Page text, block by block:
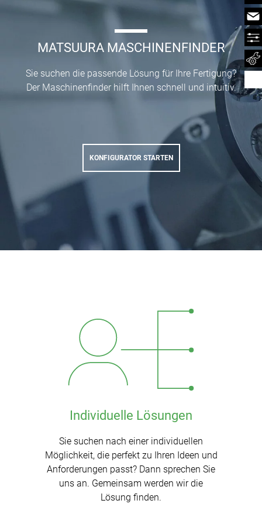
MATSUURA MASCHINENFINDER
Sie suchen die passende Lösung für Ihre Fertigung?
Der Maschinenfinder hilft Ihnen schnell und intuitiv.
KONFIGURATOR STARTEN
Individuelle Lösungen
Sie suchen nach einer individuellen
Möglichkeit, die perfekt zu Ihren Ideen und
Anforderungen passt? Dann sprechen Sie
uns an. Gemeinsam werden wir die
Lösung finden.